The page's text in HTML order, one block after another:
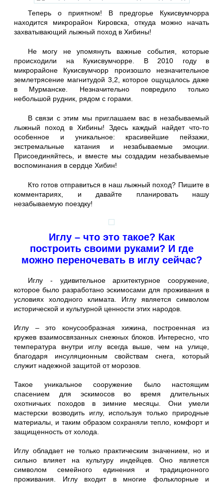
Теперь о приятном! В предгорье Кукисвумчорра
находится микрорайон Кировска, откуда можно начать
захватывающий лыжный поход в Хибины!
Не могу не упомянуть важные события, которые
происходили на Кукисвумчорре. В 2010 году в
микрорайоне Кукисвумчорр произошло незначительное
землетрясение магнитудой 3,2, которое ощущалось даже
в Мурманске. Незначительно повредило только
небольшой рудник, рядом с горами.
В связи с этим мы приглашаем вас в незабываемый
лыжный поход в Хибины! Здесь каждый найдет что-то
особенное и уникальное: красивейшие пейзажи,
экстремальные катания и незабываемые эмоции.
Присоединяйтесь, и вместе мы создадим незабываемые
воспоминания в сердце Хибин!
Кто готов отправиться в наш лыжный поход? Пишите в
комментариях, и давайте планировать нашу
незабываемую поездку!
Иглу – что это такое? Как
построить своими руками? И где
можно переночевать в иглу сейчас?
Иглу - удивительное архитектурное сооружение,
которое было разработано эскимосами для проживания в
условиях холодного климата. Иглу является символом
исторической и культурной ценности этих народов.
Иглу – это конусообразная хижина, построенная из
кружев взаимосвязанных снежных блоков. Интересно, что
температура внутри иглу всегда выше, чем на улице,
благодаря инсуляционным свойствам снега, который
служит надежной защитой от морозов.
Такое уникальное сооружение было настоящим
спасением для эскимосов во время длительных
охотничьих походов в зимние месяцы. Они умели
мастерски возводить иглу, используя только природные
материалы, и таким образом сохраняли тепло, комфорт и
защищенность от холода.
Иглу обладает не только практическим значением, но и
сильно влияет на культуру индейцев. Оно является
символом семейного единения и традиционного
проживания. Иглу входит в многие фольклорные и